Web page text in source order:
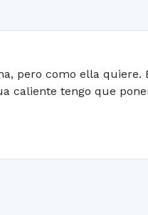
pero como ella
caliente tengo que